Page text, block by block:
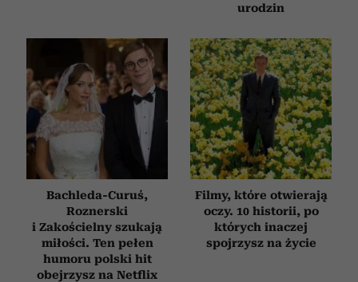
urodzin
Bachleda-Curuś,
Roznerski
i Zakościelny szukają
miłości. Ten pełen
humoru polski hit
obejrzysz na Netflix
Filmy, które otwierają
oczy. 10 historii, po
których inaczej
spojrzysz na życie